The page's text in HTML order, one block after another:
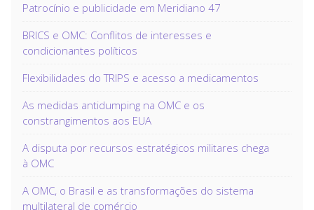
Patrocínio e publicidade em Meridiano 47
BRICS e OMC: Conflitos de interesses e
condicionantes políticos
Flexibilidades do TRIPS e acesso a medicamentos
As medidas antidumping na OMC e os
constrangimentos aos EUA
A disputa por recursos estratégicos militares chega
à OMC
A OMC, o Brasil e as transformações do sistema
multilateral de comércio